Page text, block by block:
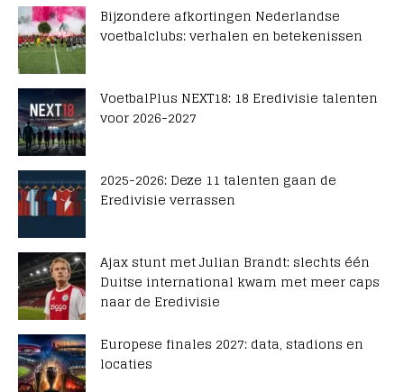
Bijzondere afkortingen Nederlandse
voetbalclubs: verhalen en betekenissen
VoetbalPlus NEXT18: 18 Eredivisie talenten
voor 2026-2027
2025-2026: Deze 11 talenten gaan de
Eredivisie verrassen
Ajax stunt met Julian Brandt: slechts één
Duitse international kwam met meer caps
naar de Eredivisie
Europese finales 2027: data, stadions en
locaties